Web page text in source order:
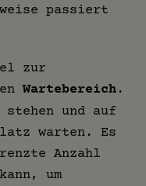
passiert
zur
Wartebereich .
und auf
warten. Es
Anzahl
um